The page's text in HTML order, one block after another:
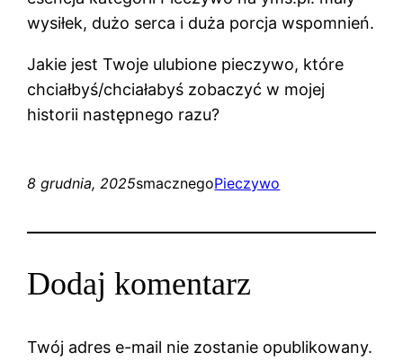
wysiłek, dużo serca i duża porcja wspomnień.
Jakie jest Twoje ulubione pieczywo, które
chciałbyś/chciałabyś zobaczyć w mojej
historii następnego razu?
8 grudnia, 2025smacznegoPieczywo
Dodaj komentarz
Twój adres e-mail nie zostanie opublikowany.